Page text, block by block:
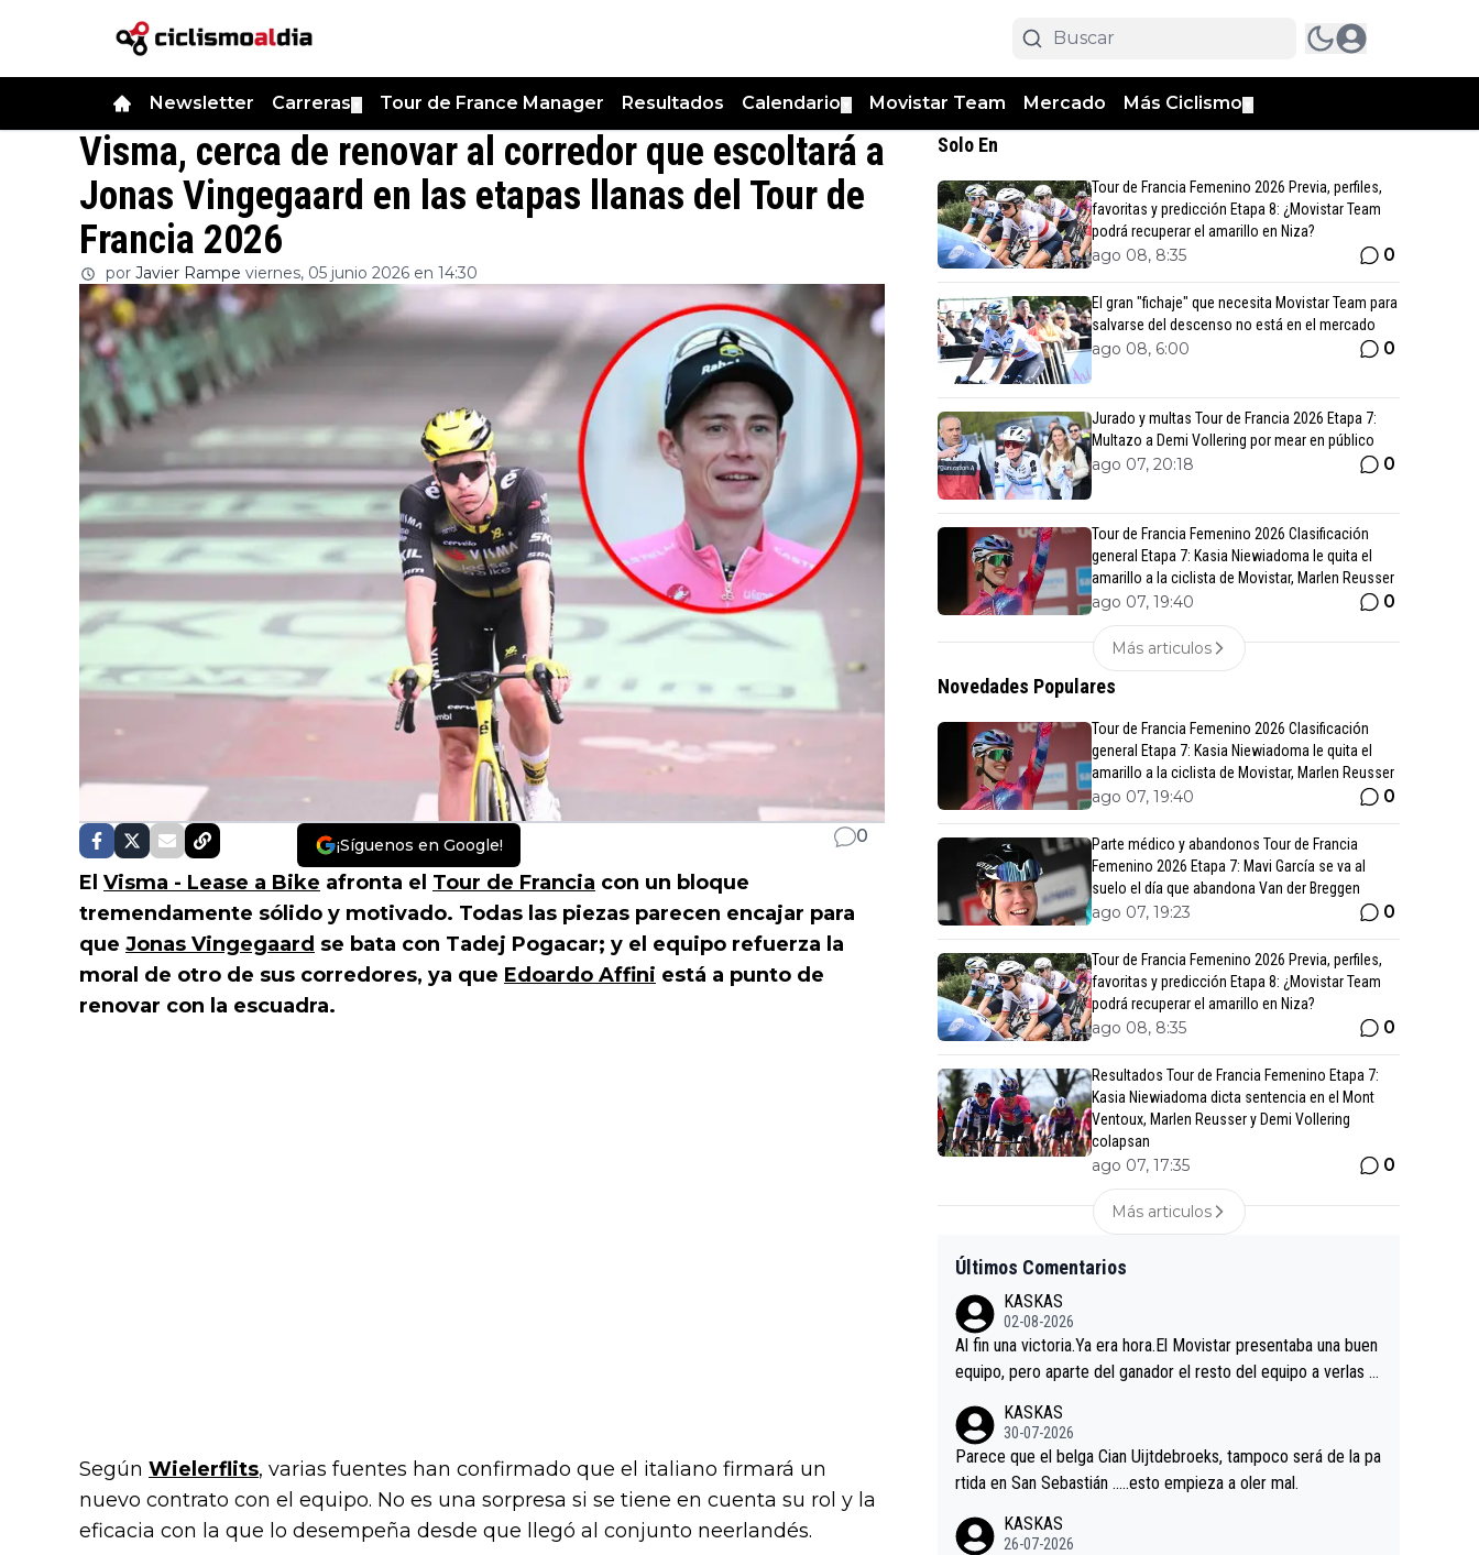
Newsletter Carreras Tour de France Manager Resultados Calendario Movistar Team Mercado Más Ciclismo
Visma, cerca de renovar al corredor que escoltará a
Jonas Vingegaard en las etapas llanas del Tour de
Francia 2026
por Javier Rampe viernes, 05 junio 2026 en 14:30
¡Síguenos en Google! 0
El Visma - Lease a Bike afronta el Tour de Francia con un bloque
tremendamente sólido y motivado. Todas las piezas parecen encajar para
que Jonas Vingegaard se bata con Tadej Pogacar; y el equipo refuerza la
moral de otro de sus corredores, ya que Edoardo Affini está a punto de
renovar con la escuadra.
Según Wielerflits, varias fuentes han confirmado que el italiano firmará un
nuevo contrato con el equipo. No es una sorpresa si se tiene en cuenta su rol y la
eficacia con la que lo desempeña desde que llegó al conjunto neerlandés.
Solo En
Tour de Francia Femenino 2026 Previa, perfiles,
favoritas y predicción Etapa 8: ¿Movistar Team
podrá recuperar el amarillo en Niza?
ago 08, 8:35 0
El gran "fichaje" que necesita Movistar Team para
salvarse del descenso no está en el mercado
ago 08, 6:00 0
Jurado y multas Tour de Francia 2026 Etapa 7:
Multazo a Demi Vollering por mear en público
ago 07, 20:18 0
Tour de Francia Femenino 2026 Clasificación
general Etapa 7: Kasia Niewiadoma le quita el
amarillo a la ciclista de Movistar, Marlen Reusser
ago 07, 19:40 0
Más articulos
Novedades Populares
Tour de Francia Femenino 2026 Clasificación
general Etapa 7: Kasia Niewiadoma le quita el
amarillo a la ciclista de Movistar, Marlen Reusser
ago 07, 19:40 0
Parte médico y abandonos Tour de Francia
Femenino 2026 Etapa 7: Mavi García se va al
suelo el día que abandona Van der Breggen
ago 07, 19:23 0
Tour de Francia Femenino 2026 Previa, perfiles,
favoritas y predicción Etapa 8: ¿Movistar Team
podrá recuperar el amarillo en Niza?
ago 08, 8:35 0
Resultados Tour de Francia Femenino Etapa 7:
Kasia Niewiadoma dicta sentencia en el Mont
Ventoux, Marlen Reusser y Demi Vollering
colapsan
ago 07, 17:35 0
Más articulos
Últimos Comentarios
KASKAS
02-08-2026
Al fin una victoria.Ya era hora.El Movistar presentaba una buen
equipo, pero aparte del ganador el resto del equipo a verlas v
es.La única buena noticia es la mejoría de Enric Más en San S
ebastian.Si en la Vuelta a Burgos sigue la mejoría, podríamos t
ener alguna sorpresa en la Vuelta.Ojalá.
KASKAS
30-07-2026
Parece que el belga Cian Uijtdebroeks, tampoco será de la pa
rtida en San Sebastián …..esto empieza a oler mal.
KASKAS
26-07-2026